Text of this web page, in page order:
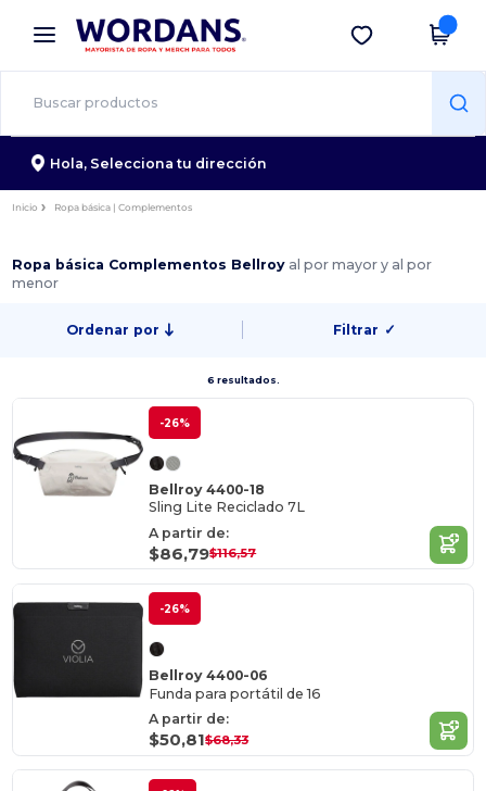
× App de Wordans
¡Mejores precios en app!
Descargar app
Hola, Selecciona tu dirección
Inicio Ropa básica | Complementos
Ropa básica Complementos Bellroy al por mayor y al por
menor
Ordenar por Filtrar ✓
6 resultados.
-26%
Bellroy 4400-18
Sling Lite Reciclado 7L
A partir de:
$86,79$116,57
-26%
Bellroy 4400-06
Funda para portátil de 16
A partir de:
$50,81$68,33